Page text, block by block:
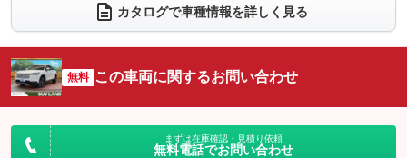
電動リアゲート フロントカメラ
：装備なし
：装備なし ：装備なし
サイドカメラ
：装備なし ルーフレール
：装備なし
：装備なし
：装備なし
カタログで車種情報を詳しく見る
無料 この車両に関するお問い合わせ
まずは在庫確認・見積り依頼
無料電話でお問い合わせ